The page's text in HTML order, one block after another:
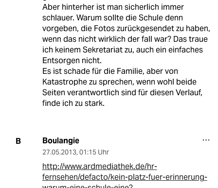
Aber hinterher ist man sicherlich immer
schlauer. Warum sollte die Schule denn
vorgeben, die Fotos zurückgesendet zu haben,
wenn das nicht wirklich der fall war? Das traue
ich keinem Sekretariat zu, auch ein einfaches
Entsorgen nicht.
Es ist schade für die Familie, aber von
Katastrophe zu sprechen, wenn wohl beide
Seiten verantwortlich sind für diesen Verlauf,
finde ich zu stark.
B Boulangie
27.05.2013, 01:15 Uhr
http://www.ardmediathek.de/hr-
fernsehen/defacto/kein-platz-fuer-erinnerung-